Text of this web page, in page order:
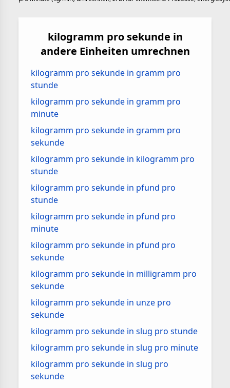
kilogramm pro sekunde in
andere Einheiten umrechnen
kilogramm pro sekunde in gramm pro
stunde
kilogramm pro sekunde in gramm pro
minute
kilogramm pro sekunde in gramm pro
sekunde
kilogramm pro sekunde in kilogramm pro
stunde
kilogramm pro sekunde in pfund pro
stunde
kilogramm pro sekunde in pfund pro
minute
kilogramm pro sekunde in pfund pro
sekunde
kilogramm pro sekunde in milligramm pro
sekunde
kilogramm pro sekunde in unze pro
sekunde
kilogramm pro sekunde in slug pro stunde
kilogramm pro sekunde in slug pro minute
kilogramm pro sekunde in slug pro
sekunde